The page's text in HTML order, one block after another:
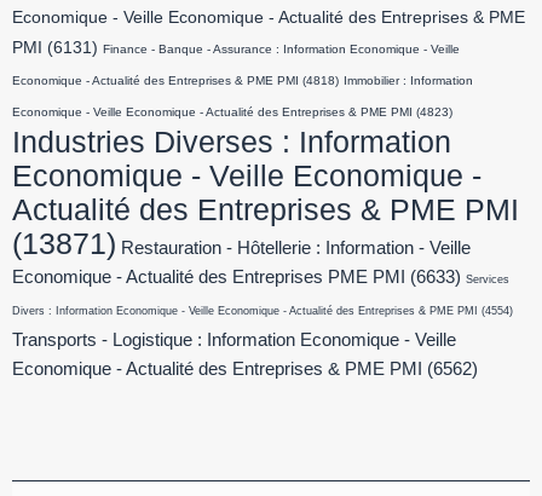
Economique - Veille Economique - Actualité des Entreprises & PME
PMI
(6131) Finance - Banque - Assurance : Information Economique - Veille
Economique - Actualité des Entreprises & PME PMI (4818) Immobilier : Information
Economique - Veille Economique - Actualité des Entreprises & PME PMI (4823)
Industries Diverses : Information
Economique - Veille Economique -
Actualité des Entreprises & PME PMI
(13871) Restauration - Hôtellerie : Information - Veille
Economique - Actualité des Entreprises PME PMI
(6633) Services
Divers : Information Economique - Veille Economique - Actualité des Entreprises & PME PMI (4554)
Transports - Logistique : Information Economique - Veille
Economique - Actualité des Entreprises & PME PMI
(6562)